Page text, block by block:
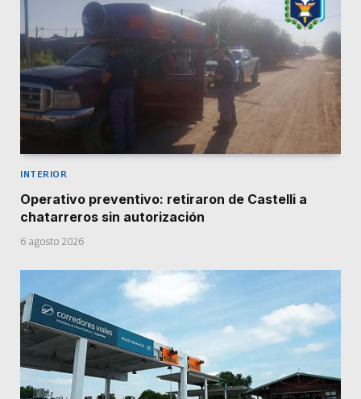
INTERIOR
Operativo preventivo: retiraron de Castelli a
chatarreros sin autorización
6 agosto 2026